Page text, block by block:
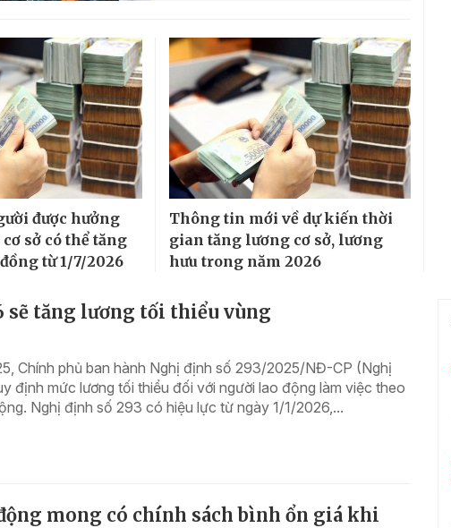
được hưởng
sở có thể tăng
từ 1/7/2026
Thông tin mới về dự kiến thời
gian tăng lương cơ sở, lương
hưu trong năm 2026
sẽ tăng lương tối thiểu vùng
Chính phủ ban hành Nghị định số 293/2025/NĐ-CP (Nghị
định mức lương tối thiểu đối với người lao động làm việc theo
Nghị định số 293 có hiệu lực từ ngày 1/1/2026,...
mong có chính sách bình ổn giá khi